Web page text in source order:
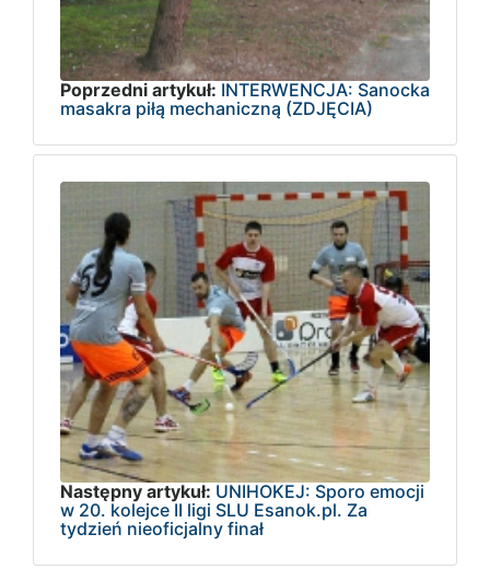
Poprzedni artykuł: INTERWENCJA: Sanocka
masakra piłą mechaniczną (ZDJĘCIA)
Następny artykuł: UNIHOKEJ: Sporo emocji
w 20. kolejce II ligi SLU Esanok.pl. Za
tydzień nieoficjalny finał